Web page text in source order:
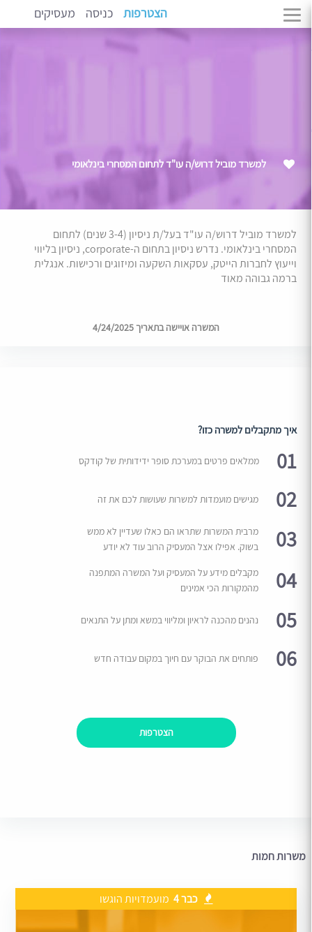
הצטרפות כניסה מעסיקים
למשרד מוביל דרוש/ה עו"ד לתחום המסחרי בינלאומי
למשרד מוביל דרוש/ה עו"ד בעל/ת ניסיון (3-4 שנים) לתחום
המסחרי בינלאומי. נדרש ניסיון בתחום ה-corporate, ניסיון בליווי
וייעוץ לחברות הייטק, עסקאות השקעה ומיזוגים ורכישות. אנגלית
ברמה גבוהה מאוד
המשרה אויישה בתאריך 4/24/2025
איך מתקבלים למשרה כזו?
01 ממלאים פרטים במערכת סופר ידידותית של קודקס
02 מגישים מועמדות למשרות שעושות לכם את זה
03
מרבית המשרות שתראו הם כאלו שעדיין לא ממש
בשוק. אפילו אצל המעסיק הרוב עוד לא יודע
04
מקבלים מידע על המעסיק ועל המשרה המתפנה
מהמקורות הכי אמינים
05 נהנים מהכנה לראיון ומליווי במשא ומתן על התנאים
06 פותחים את הבוקר עם חיוך במקום עבודה חדש
הצטרפות
משרות חמות
כבר 4 מועמדויות הוגשו